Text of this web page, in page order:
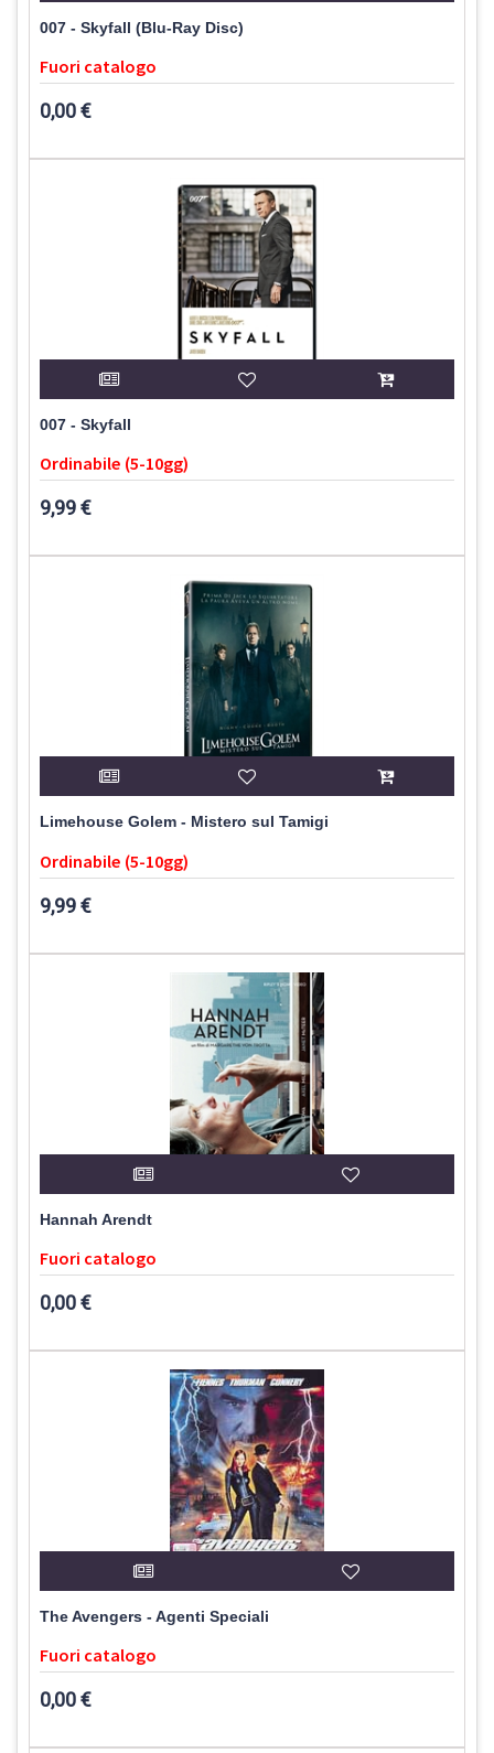
007 - Skyfall (Blu-Ray Disc)
Fuori catalogo
0,00 €
007 - Skyfall
Ordinabile (5-10gg)
9,99 €
Limehouse Golem - Mistero sul Tamigi
Ordinabile (5-10gg)
9,99 €
Hannah Arendt
Fuori catalogo
0,00 €
The Avengers - Agenti Speciali
Fuori catalogo
0,00 €